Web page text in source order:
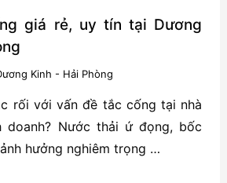
giá rẻ, uy tín tại Dương
Kinh - Hải Phòng
rối với vấn đề tắc cống tại nhà
doanh? Nước thải ứ đọng, bốc
hưởng nghiêm trọng …